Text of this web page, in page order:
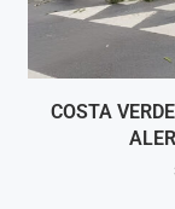
COSTA